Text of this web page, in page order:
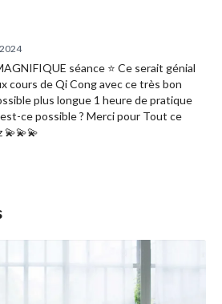
séance ⭐️ Ce serait génial
cours de Qi Cong avec ce très bon
plus longue 1 heure de pratique
est-ce possible ? Merci pour Tout ce
💫💫💫